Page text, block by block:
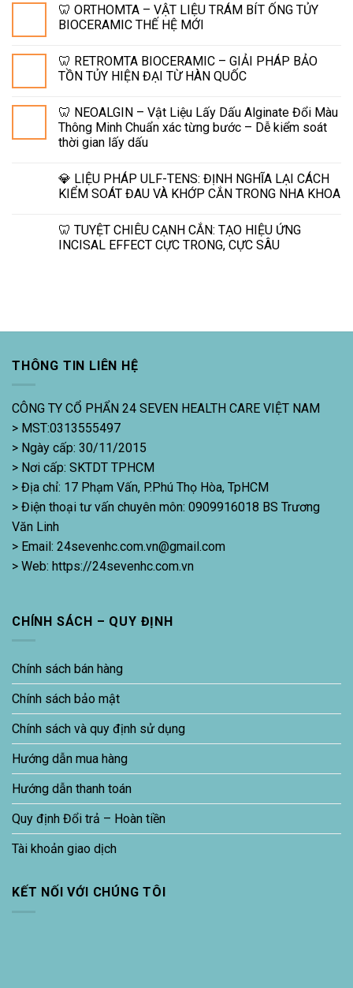
🦷 ORTHOMTA – VẬT LIỆU TRÁM BÍT ỐNG TỦY
BIOCERAMIC THẾ HỆ MỚI
🦷 RETROMTA BIOCERAMIC – GIẢI PHÁP BẢO
TỒN TỦY HIỆN ĐẠI TỪ HÀN QUỐC
🦷 NEOALGIN – Vật Liệu Lấy Dấu Alginate Đổi Màu
Thông Minh Chuẩn xác từng bước – Dễ kiểm soát
thời gian lấy dấu
💎 LIỆU PHÁP ULF-TENS: ĐỊNH NGHĨA LẠI CÁCH
KIỂM SOÁT ĐAU VÀ KHỚP CẮN TRONG NHA KHOA
🦷 TUYỆT CHIÊU CẠNH CẮN: TẠO HIỆU ỨNG
INCISAL EFFECT CỰC TRONG, CỰC SÂU
THÔNG TIN LIÊN HỆ
CÔNG TY CỔ PHẨN 24 SEVEN HEALTH CARE VIỆT NAM
> MST:0313555497
> Ngày cấp: 30/11/2015
> Nơi cấp: SKTDT TPHCM
> Địa chỉ: 17 Phạm Vấn, P.Phú Thọ Hòa, TpHCM
> Điện thoại tư vấn chuyên môn: 0909916018 BS Trương
Văn Linh
> Email: 24sevenhc.com.vn@gmail.com
> Web: https://24sevenhc.com.vn
CHÍNH SÁCH – QUY ĐỊNH
Chính sách bán hàng
Chính sách bảo mật
Chính sách và quy định sử dụng
Hướng dẫn mua hàng
Hướng dẫn thanh toán
Quy định Đổi trả – Hoàn tiền
Tài khoản giao dịch
KẾT NỐI VỚI CHÚNG TÔI